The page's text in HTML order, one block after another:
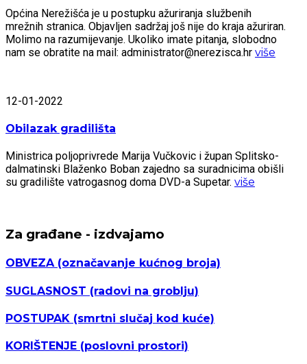
Općina Nerežišća je u postupku ažuriranja službenih
mrežnih stranica. Objavljen sadržaj još nije do kraja ažuriran.
Molimo na razumijevanje. Ukoliko imate pitanja, slobodno
nam se obratite na mail: administrator@nerezisca.hr više
12-01-2022
Obilazak gradilišta
Ministrica poljoprivrede Marija Vučkovic i župan Splitsko-
dalmatinski Blaženko Boban zajedno sa suradnicima obišli
su gradilište vatrogasnog doma DVD-a Supetar. više
Za građane - izdvajamo
OBVEZA(označavanje kućnog broja)
SUGLASNOST (radovi na groblju)
POSTUPAK (smrtni slučaj kod kuće)
KORIŠTENJE (poslovni prostori)